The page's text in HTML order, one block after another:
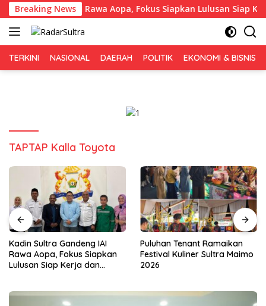
Langsung
ke
konten
Breaking News
Gandeng IAI Rawa Aopa, Fokus Siapkan Lulusan Siap Kerja
TERKINI NASIONAL DAERAH POLITIK EKONOMI & BISNIS
TAPTAP Kalla Toyota
Kadin Sultra Gandeng IAI
Rawa Aopa, Fokus Siapkan
Lulusan Siap Kerja dan
Puluhan Tenant Ramaikan
Festival Kuliner Sultra Maimo
2026